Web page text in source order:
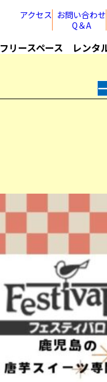
アクセス お問い合わせ
Q＆A
フリースペース レンタ